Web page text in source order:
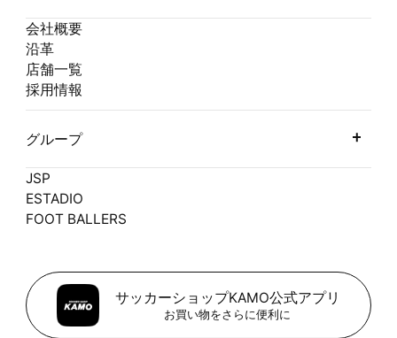
会社概要
沿革
店舗一覧
採用情報
グループ
JSP
ESTADIO
FOOT BALLERS
サッカーショップKAMO公式アプリ
お買い物をさらに便利に